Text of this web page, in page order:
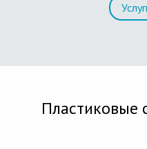
Пластиковые